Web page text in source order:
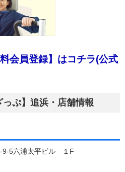
会員登録】はコチラ(公式
ぷ】追浜・店舗情報
9-5六浦太平ビル １F